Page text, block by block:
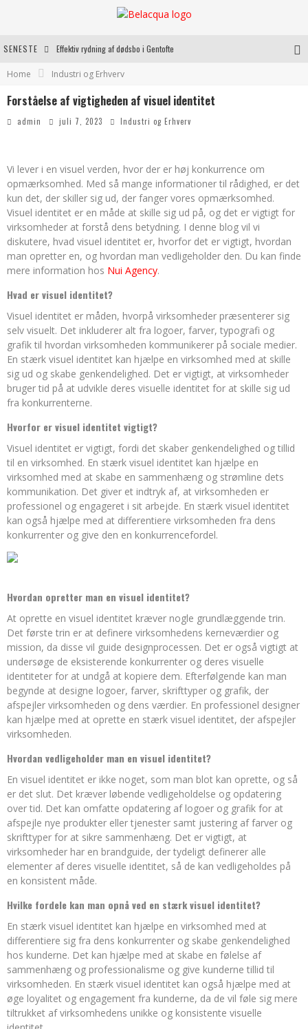
SENESTE Effektiv rydning af dødsbo i Gentofte
Vantinge Teknik: En Innovativ Løsning til Moderne Udfordringer
Home Industri og Erhverv
Forståelse af vigtigheden af visuel identitet
admin juli 7, 2023 Industri og Erhverv
Vi lever i en visuel verden, hvor der er høj konkurrence om
opmærksomhed. Med så mange informationer til rådighed, er det
kun det, der skiller sig ud, der fanger vores opmærksomhed.
Visuel identitet er en måde at skille sig ud på, og det er vigtigt for
virksomheder at forstå dens betydning. I denne blog vil vi
diskutere, hvad visuel identitet er, hvorfor det er vigtigt, hvordan
man opretter en, og hvordan man vedligeholder den. Du kan finde
mere information hos Nui Agency.
Hvad er visuel identitet?
Visuel identitet er måden, hvorpå virksomheder præsenterer sig
selv visuelt. Det inkluderer alt fra logoer, farver, typografi og
grafik til hvordan virksomheden kommunikerer på sociale medier.
En stærk visuel identitet kan hjælpe en virksomhed med at skille
sig ud og skabe genkendelighed. Det er vigtigt, at virksomheder
bruger tid på at udvikle deres visuelle identitet for at skille sig ud
fra konkurrenterne.
Hvorfor er visuel identitet vigtigt?
Visuel identitet er vigtigt, fordi det skaber genkendelighed og tillid
til en virksomhed. En stærk visuel identitet kan hjælpe en
virksomhed med at skabe en sammenhæng og strømline dets
kommunikation. Det giver et indtryk af, at virksomheden er
professionel og engageret i sit arbejde. En stærk visuel identitet
kan også hjælpe med at differentiere virksomheden fra dens
konkurrenter og give den en konkurrencefordel.
Hvordan opretter man en visuel identitet?
At oprette en visuel identitet kræver nogle grundlæggende trin.
Det første trin er at definere virksomhedens kerneværdier og
mission, da disse vil guide designprocessen. Det er også vigtigt at
undersøge de eksisterende konkurrenter og deres visuelle
identiteter for at undgå at kopiere dem. Efterfølgende kan man
begynde at designe logoer, farver, skrifttyper og grafik, der
afspejler virksomheden og dens værdier. En professionel designer
kan hjælpe med at oprette en stærk visuel identitet, der afspejler
virksomheden.
Hvordan vedligeholder man en visuel identitet?
En visuel identitet er ikke noget, som man blot kan oprette, og så
er det slut. Det kræver løbende vedligeholdelse og opdatering
over tid. Det kan omfatte opdatering af logoer og grafik for at
afspejle nye produkter eller tjenester samt justering af farver og
skrifttyper for at sikre sammenhæng. Det er vigtigt, at
virksomheder har en brandguide, der tydeligt definerer alle
elementer af deres visuelle identitet, så de kan vedligeholdes på
en konsistent måde.
Hvilke fordele kan man opnå ved en stærk visuel identitet?
En stærk visuel identitet kan hjælpe en virksomhed med at
differentiere sig fra dens konkurrenter og skabe genkendelighed
hos kunderne. Det kan hjælpe med at skabe en følelse af
sammenhæng og professionalisme og give kunderne tillid til
virksomheden. En stærk visuel identitet kan også hjælpe med at
øge loyalitet og engagement fra kunderne, da de vil føle sig mere
tiltrukket af virksomhedens unikke og konsistente visuelle